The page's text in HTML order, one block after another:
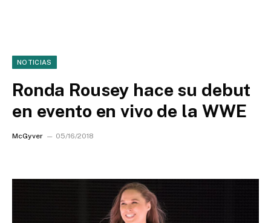
NOTICIAS
Ronda Rousey hace su debut
en evento en vivo de la WWE
McGyver 05/16/2018